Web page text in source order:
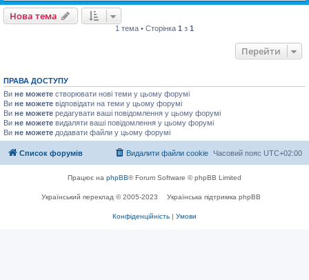
Нова тема
1 тема • Сторінка 1 з 1
Перейти
ПРАВА ДОСТУПУ
Ви не можете створювати нові теми у цьому форумі
Ви не можете відповідати на теми у цьому форумі
Ви не можете редагувати ваші повідомлення у цьому форумі
Ви не можете видаляти ваші повідомлення у цьому форумі
Ви не можете додавати файли у цьому форумі
Список форумів Часовий пояс UTC+02:00
Видалити файли cookie
Працює на phpBB® Forum Software © phpBB Limited
Український переклад © 2005-2023 Українська підтримка phpBB
Конфіденційність | Умови